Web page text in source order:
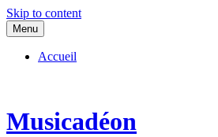
Skip to content
Menu
Accueil
Musicadéon